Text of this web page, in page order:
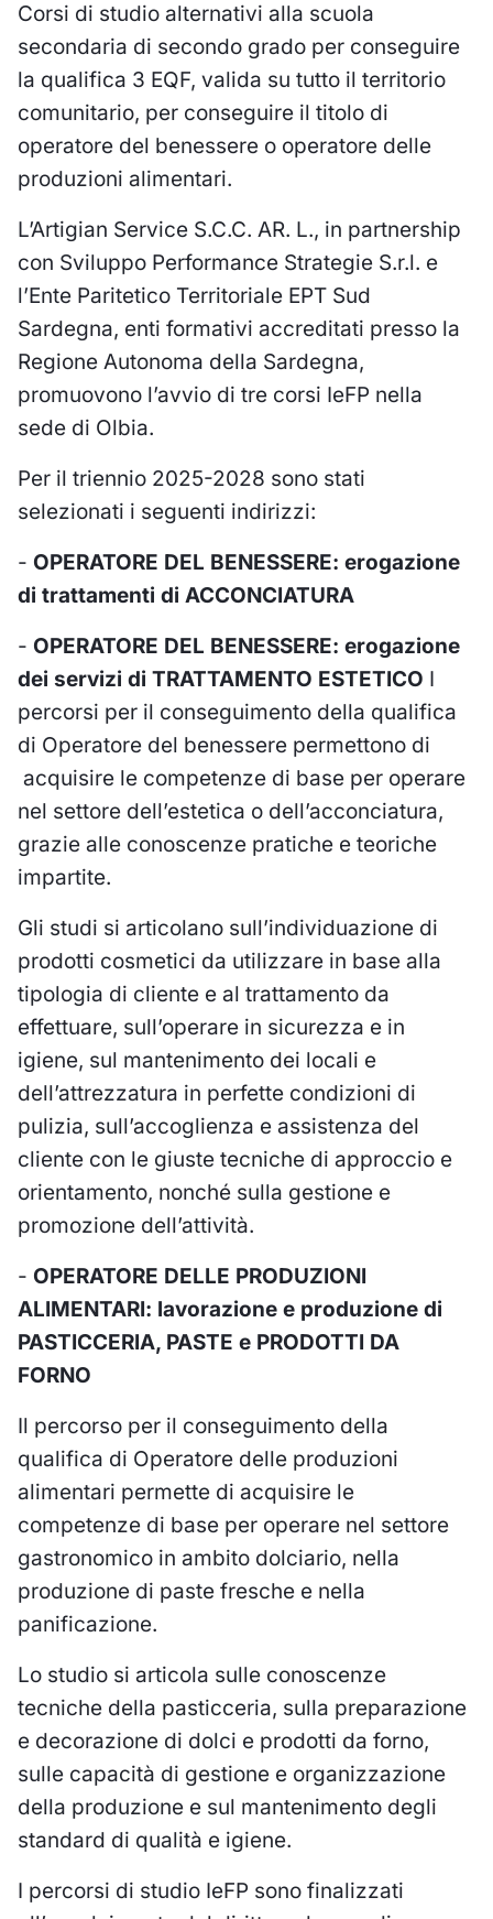
Corsi di studio alternativi alla scuola
secondaria di secondo grado per conseguire
la qualifica 3 EQF, valida su tutto il territorio
comunitario, per conseguire il titolo di
operatore del benessere o operatore delle
produzioni alimentari.
L’Artigian Service S.C.C. AR. L., in partnership
con Sviluppo Performance Strategie S.r.l. e
l’Ente Paritetico Territoriale EPT Sud
Sardegna, enti formativi accreditati presso la
Regione Autonoma della Sardegna,
promuovono l’avvio di tre corsi IeFP nella
sede di Olbia.
Per il triennio 2025-2028 sono stati
selezionati i seguenti indirizzi:
- OPERATORE DEL BENESSERE: erogazione
di trattamenti di ACCONCIATURA
- OPERATORE DEL BENESSERE: erogazione
dei servizi di TRATTAMENTO ESTETICO I
percorsi per il conseguimento della qualifica
di Operatore del benessere permettono di
acquisire le competenze di base per operare
nel settore dell’estetica o dell’acconciatura,
grazie alle conoscenze pratiche e teoriche
impartite.
Gli studi si articolano sull’individuazione di
prodotti cosmetici da utilizzare in base alla
tipologia di cliente e al trattamento da
effettuare, sull’operare in sicurezza e in
igiene, sul mantenimento dei locali e
dell’attrezzatura in perfette condizioni di
pulizia, sull’accoglienza e assistenza del
cliente con le giuste tecniche di approccio e
orientamento, nonché sulla gestione e
promozione dell’attività.
- OPERATORE DELLE PRODUZIONI
ALIMENTARI: lavorazione e produzione di
PASTICCERIA, PASTE e PRODOTTI DA
FORNO
Il percorso per il conseguimento della
qualifica di Operatore delle produzioni
alimentari permette di acquisire le
competenze di base per operare nel settore
gastronomico in ambito dolciario, nella
produzione di paste fresche e nella
panificazione.
Lo studio si articola sulle conoscenze
tecniche della pasticceria, sulla preparazione
e decorazione di dolci e prodotti da forno,
sulle capacità di gestione e organizzazione
della produzione e sul mantenimento degli
standard di qualità e igiene.
I percorsi di studio IeFP sono finalizzati